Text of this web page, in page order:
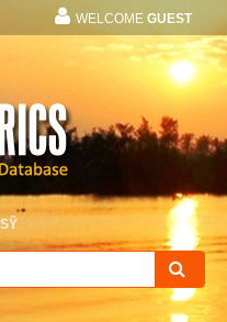
WELCOME GUEST